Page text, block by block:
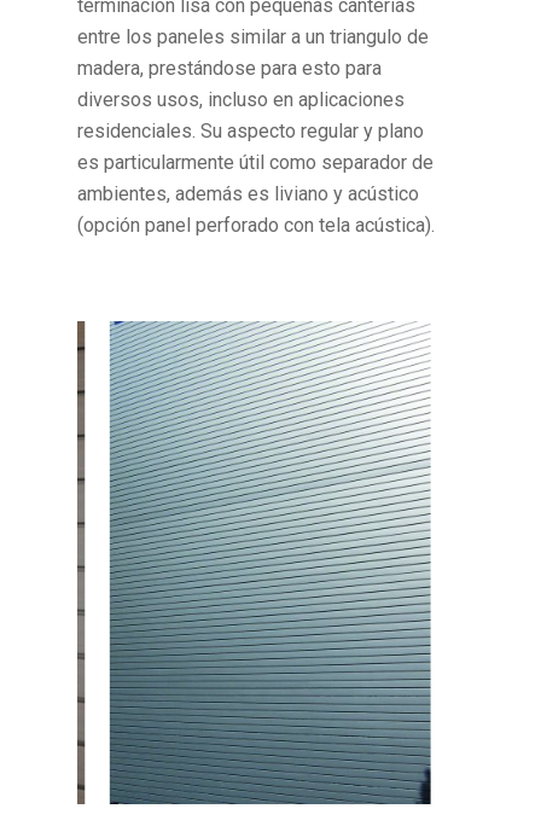
terminación lisa con pequeñas canterías
entre los paneles similar a un triangulo de
madera, prestándose para esto para
diversos usos, incluso en aplicaciones
residenciales. Su aspecto regular y plano
es particularmente útil como separador de
ambientes, además es liviano y acústico
(opción panel perforado con tela acústica).